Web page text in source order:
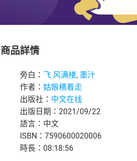
商品詳情
旁白： 飞 风满楼, 墨汁
作者： 姑娘横着走
出版社： 中文在线
出版日期：2021/09/22
語言：中文
ISBN：7590600020006
時長：08:18:56